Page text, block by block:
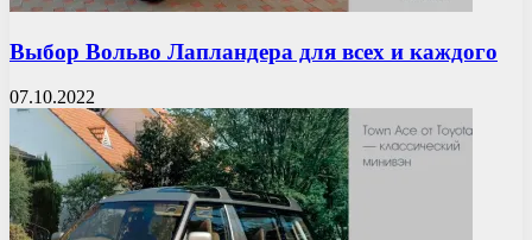
Выбор Вольво Лапландера для всех и каждого
07.10.2022